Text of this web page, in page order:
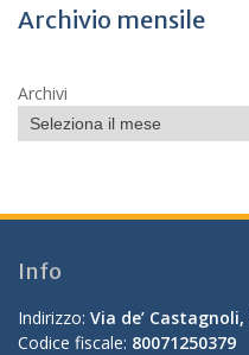
Archivio mensile
Archivi
Info
Indirizzo: Via de’
Codice fiscale: 80071250379